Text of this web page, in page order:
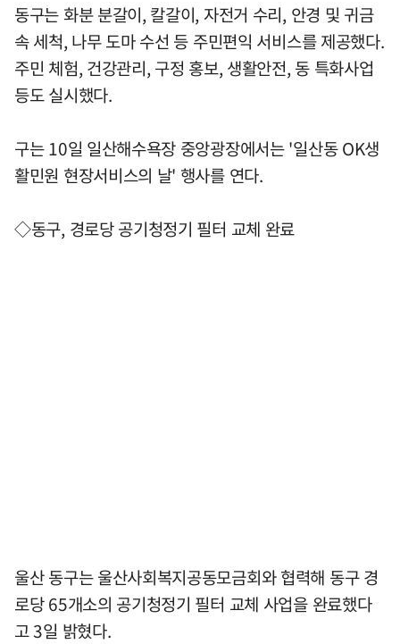
동구는 화분 분갈이, 칼갈이, 자전거 수리, 안경 및 귀금
속 세척, 나무 도마 수선 등 주민편익 서비스를 제공했다.
주민 체험, 건강관리, 구정 홍보, 생활안전, 동 특화사업
등도 실시했다.
구는 10일 일산해수욕장 중앙광장에서는 '일산동 OK생
활민원 현장서비스의 날' 행사를 연다.
◇동구, 경로당 공기청정기 필터 교체 완료
울산 동구는 울산사회복지공동모금회와 협력해 동구 경
로당 65개소의 공기청정기 필터 교체 사업을 완료했다
고 3일 밝혔다.